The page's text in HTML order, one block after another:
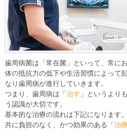
歯周病菌は「常在菌」といって、常に
体の抵抗力の低下や生活習慣によって
なり歯周病が進行していきます。
つまり、歯周病は「 治す 」というより
う認識が大切です。
基本的な治療の流れは下記になります。
共に負担のなく、かつ効果のある「 治療